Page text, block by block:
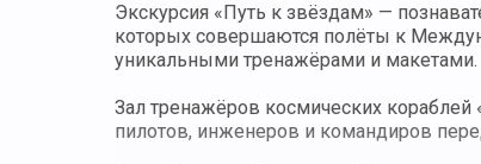
Экскурсия «Путь к звёздам» —
которых совершаются полёты к
уникальными тренажёрами и макетами.
Зал тренажёров космических
пилотов, инженеров и командиров